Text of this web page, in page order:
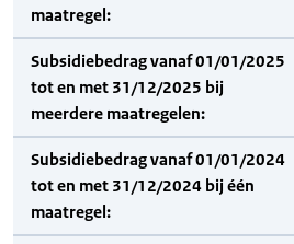
maatregel:
Subsidiebedrag vanaf 01/01/2025
tot en met 31/12/2025 bij
meerdere maatregelen:
Subsidiebedrag vanaf 01/01/2024
tot en met 31/12/2024 bij één
maatregel: